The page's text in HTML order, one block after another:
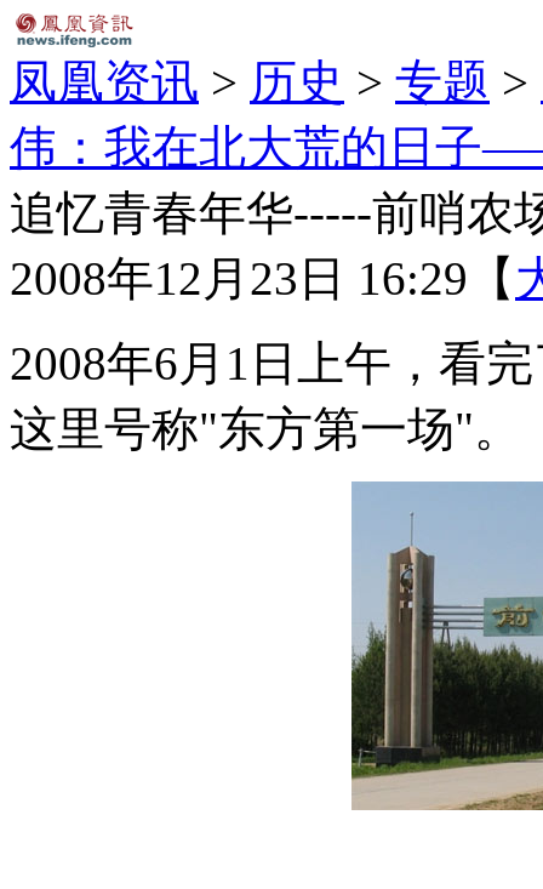
凤凰资讯 > 历史 > 专题 >
伟：我在北大荒的日子
追忆青春年华-----前哨农
2008年12月23日 16:29 【
2008年6月1日上午，看
这里号称"东方第一场"。